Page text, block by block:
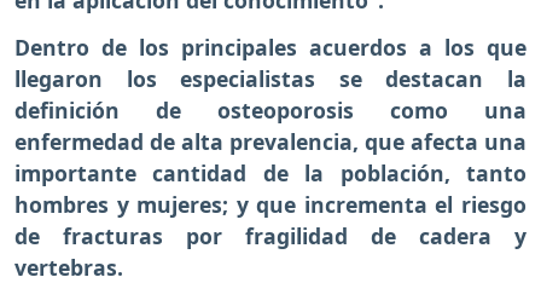
Dentro de los principales acuerdos a los que
llegaron los especialistas se destacan la
definición de osteoporosis como una
enfermedad de alta prevalencia, que afecta una
importante cantidad de la población, tanto
hombres y mujeres; y que incrementa el riesgo
de fracturas por fragilidad de cadera y
vertebras.